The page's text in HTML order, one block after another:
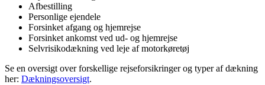
Afbestilling
Personlige ejendele
Forsinket afgang og hjemrejse
Forsinket ankomst ved ud- og hjemrejse
Selvrisikodækning ved leje af motorkøretøj
Se en oversigt over forskellige rejseforsikringer og typer af dækning
her: Dækningsoversigt.